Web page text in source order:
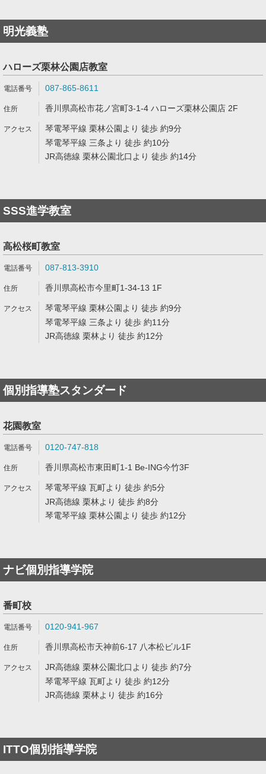
明光義塾
ハローズ栗林公園店教室
087-865-8611
香川県高松市花ノ宮町3-1-4 ハローズ栗林公園店 2F
琴電琴平線 栗林公園より 徒歩 約9分
琴電琴平線 三条より 徒歩 約10分
JR高徳線 栗林公園北口より 徒歩 約14分
SSS進学教室
高松桜町教室
087-813-3910
香川県高松市今里町1-34-13 1F
琴電琴平線 栗林公園より 徒歩 約9分
琴電琴平線 三条より 徒歩 約11分
JR高徳線 栗林より 徒歩 約12分
個別指導塾スタンダード
花園教室
0120-747-818
香川県高松市東田町1-1 Be-ING今竹3F
琴電琴平線 瓦町より 徒歩 約5分
JR高徳線 栗林より 徒歩 約8分
琴電琴平線 栗林公園より 徒歩 約12分
ナビ個別指導学院
番町校
0120-941-967
香川県高松市天神前6-17 八本松ビル1F
JR高徳線 栗林公園北口より 徒歩 約7分
琴電琴平線 瓦町より 徒歩 約12分
JR高徳線 栗林より 徒歩 約16分
ITTO個別指導学院